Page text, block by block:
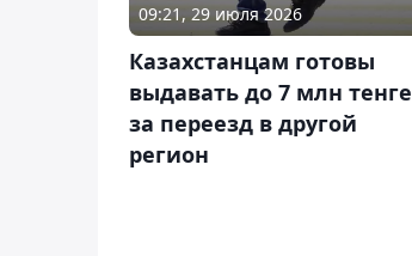
09:21, 29 июля 2026
Казахстанцам готовы
выдавать до 7 млн тенге
за переезд в другой
регион